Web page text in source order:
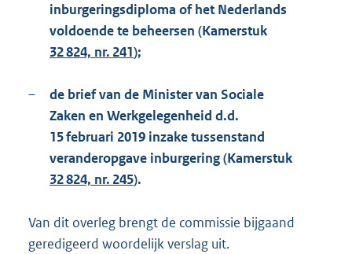
inburgeringsdiploma of het Nederlands
voldoende te beheersen (Kamerstuk
32 824, nr. 241);
–
de brief van de Minister van Sociale
Zaken en Werkgelegenheid d.d.
15 februari 2019 inzake tussenstand
veranderopgave inburgering (Kamerstuk
32 824, nr. 245).
Van dit overleg brengt de commissie bijgaand
geredigeerd woordelijk verslag uit.